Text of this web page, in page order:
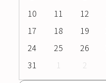
10
11 12
17
18 19
24
25 26
31
1 2